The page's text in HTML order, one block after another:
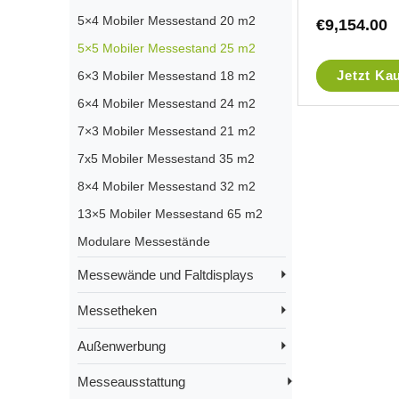
5×4 Mobiler Messestand 20 m2
5×5 Mobiler Messestand 25 m2
6×3 Mobiler Messestand 18 m2
6×4 Mobiler Messestand 24 m2
7×3 Mobiler Messestand 21 m2
7x5 Mobiler Messestand 35 m2
8×4 Mobiler Messestand 32 m2
13×5 Mobiler Messestand 65 m2
Modulare Messestände
Messewände und Faltdisplays
Messetheken
Außenwerbung
Messeausstattung
€9,154.00
Jetzt